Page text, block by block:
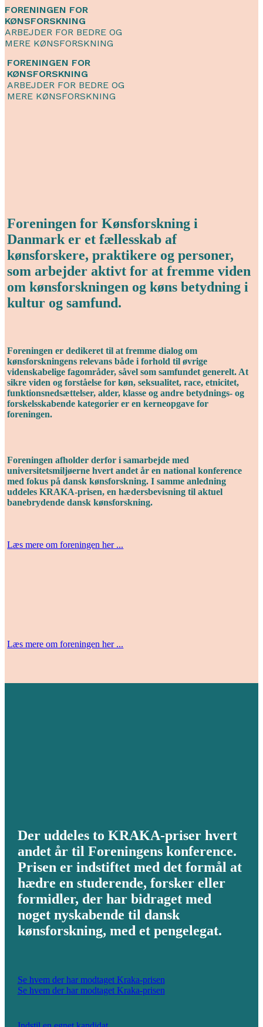
FORENINGEN FOR
KØNSFORSKNING
ARBEJDER FOR BEDRE OG
MERE KØNSFORSKNING
FORENINGEN FOR
KØNSFORSKNING
ARBEJDER FOR BEDRE OG
MERE KØNSFORSKNING
Foreningen for Kønsforskning i
Danmark er et fællesskab af
kønsforskere, praktikere og personer,
som arbejder aktivt for at fremme viden
om kønsforskningen og køns betydning i
kultur og samfund.
Foreningen er dedikeret til at fremme dialog om
kønsforskningens relevans både i forhold til øvrige
videnskabelige fagområder, såvel som samfundet generelt. At
sikre viden og forståelse for køn, seksualitet, race, etnicitet,
funktionsnedsættelser, alder, klasse og andre betydnings- og
forskelsskabende kategorier er en kerneopgave for
foreningen.
Foreningen afholder derfor i samarbejde med
universitetsmiljøerne hvert andet år en national konference
med fokus på dansk kønsforskning. I samme anledning
uddeles KRAKA-prisen, en hædersbevisning til aktuel
banebrydende dansk kønsforskning.
Læs mere om foreningen her ...
Læs mere om foreningen her ...
Der uddeles to KRAKA-priser hvert
andet år til Foreningens konference.
Prisen er indstiftet med det formål at
hædre en studerende, forsker eller
formidler, der har bidraget med
noget nyskabende til dansk
kønsforskning, med et pengelegat.
Se hvem der har modtaget Kraka-prisen
Se hvem der har modtaget Kraka-prisen